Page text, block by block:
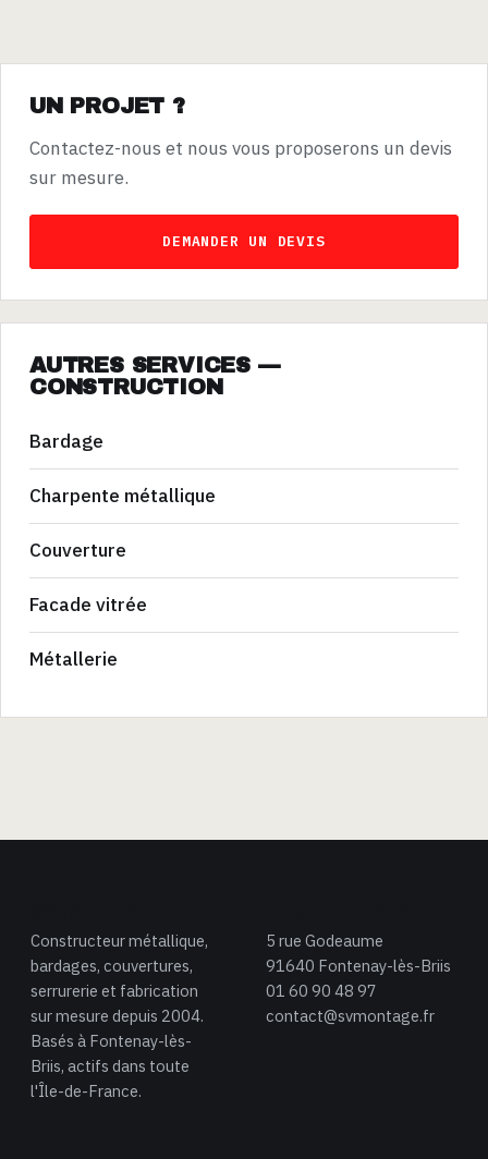
UN PROJET ?
Contactez-nous et nous vous proposerons un devis
sur mesure.
DEMANDER UN DEVIS
AUTRES SERVICES —
CONSTRUCTION
Bardage
Charpente métallique
Couverture
Facade vitrée
Métallerie
Constructeur métallique,
bardages, couvertures,
serrurerie et fabrication
sur mesure depuis 2004.
Basés à Fontenay-lès-
Briis, actifs dans toute
l'Île-de-France.
5 rue Godeaume
91640 Fontenay-lès-Briis
01 60 90 48 97
contact@svmontage.fr